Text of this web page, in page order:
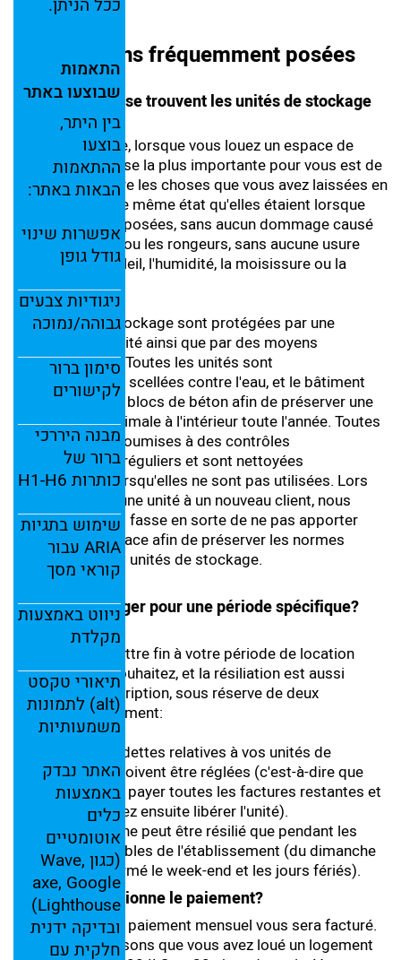
ככל הניתן.
התאמות
שבוצעובאתר
בין היתר,
בוצעו
ההתאמות
הבאותבאתר:
אפשרות שינוי
גודלגופן
ניגודיותצבעים
גבוהה/נמוכה
סימוןברור
לקישורים
מבנה היררכי
ברור של
כותרות
H1-H6
שימוש בתגיות
ARIA עבור
קוראי מסך
ניווט באמצעות
מקלדת
תיאורי טקסט
(
alt) לתמונות
משמעותיות
האתר נבדק
באמצעות
כלים
אוטומטיים
(כגון Wave,
axe, Google
Lighthouse)
ובדיקה ידנית
חלקית עם
Questions fréquemment posées
Le bâtiment où se trouvent les unités de stockage
est-il protégé?
En fin de compte, lorsque vous louez un espace de
stockage, la chose la plus importante pour vous est de
pouvoir reprendre les choses que vous avez laissées en
stockage dans le même état qu'elles étaient lorsque
vous les avez déposées, sans aucun dommage causé
par les insectes ou les rongeurs, sans aucune usure
causée par le soleil, l'humidité, la moisissure ou la
saleté.
Nos unités de stockage sont protégées par une
société de sécurité ainsi que par des moyens
technologiques. Toutes les unités sont
hermétiquement scellées contre l'eau, et le bâtiment
entier est fait de blocs de béton afin de préserver une
température optimale à l'intérieur toute l'année. Toutes
les unités sont soumises à des contrôles
antiparasitaires réguliers et sont nettoyées
régulièrement lorsqu'elles ne sont pas utilisées. Lors
de la location d'une unité à un nouveau client, nous
veillons à ce qu'il fasse en sorte de ne pas apporter
d'aliments sur place afin de préserver les normes
d'hygiène de nos unités de stockage.
Dois-je m'engager pour une période spécifique?
Pas du tout !
Vous pouvez mettre fin à votre période de location
quand vous le souhaitez, et la résiliation est aussi
simple que l'inscription, sous réserve de deux
conditions seulement:
Toutes les dettes relatives à vos unités de
stockage doivent être réglées (c'est-à-dire que
vous devez payer toutes les factures restantes et
vous pourrez ensuite libérer l'unité).
Le contrat ne peut être résilié que pendant les
jours ouvrables de l'établissement (du dimanche
au jeudi, fermé le week-end et les jours fériés).
Comment fonctionne le paiement?
Chaque mois, un paiement mensuel vous sera facturé.
Par exemple : Disons que vous avez loué un logement